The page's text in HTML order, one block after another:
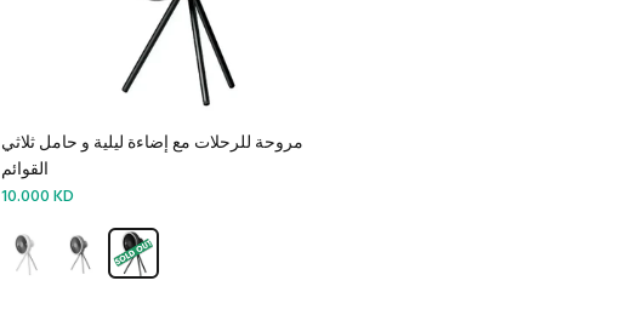
مروحة للرحلات مع إضاءة ليلية و حامل ثلاثي
القوائم
10.000 KD